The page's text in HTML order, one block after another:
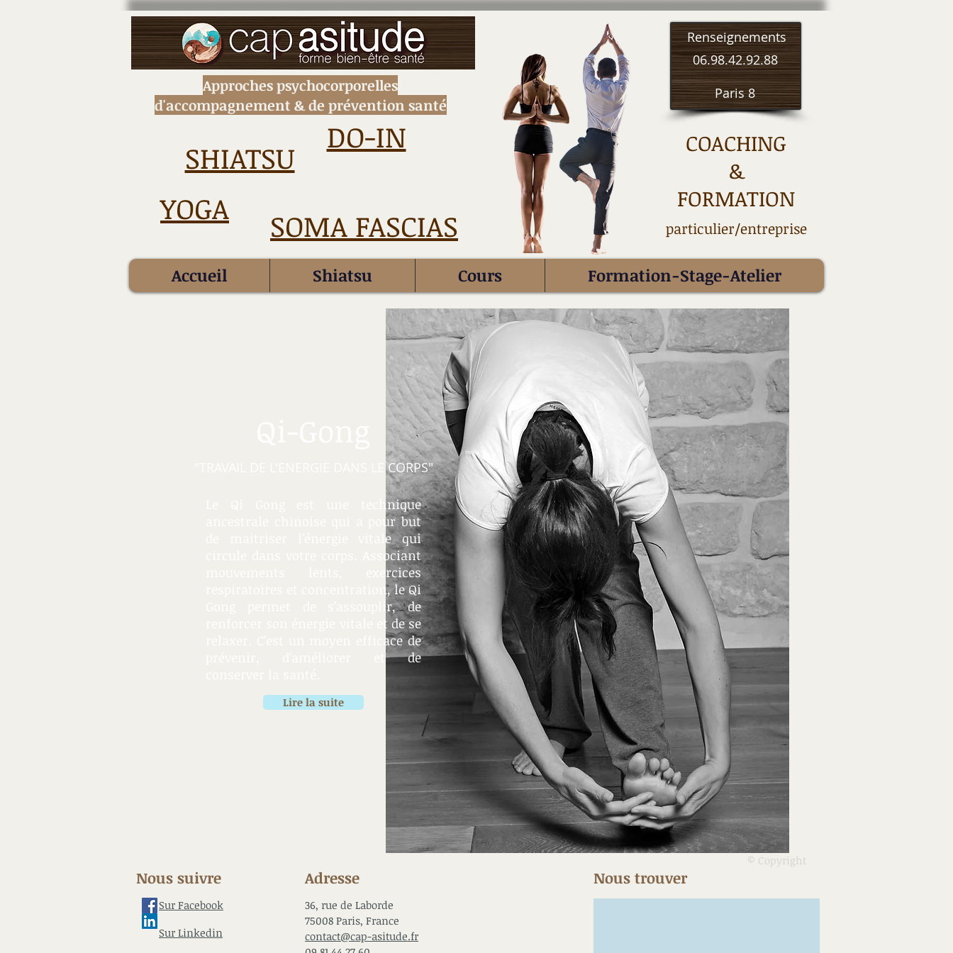
Approches psychocorporelles
d'accompagnement & de prévention santé
SHIATSU
DO-IN
YOGA
SOMA FASCIAS
06.98.42.92.88
Renseignements
Paris 8
COACHING
&
FORMATION
particulier/entreprise
Accueil Shiatsu Cours Formation-Stage-Atelier
"TRAVAIL DE L'ENERGIE DANS LE CORPS"
Le Qi Gong est une technique
ancestrale chinoise qui a pour but
de maitriser l’énergie vitale qui
circule dans votre corps. Associant
mouvements lents, exercices
respiratoires et concentration, le Qi
Gong permet de s’assouplir, de
renforcer son énergie vitale et de se
relaxer. C’est un moyen efficace de
prévenir, d’améliorer et de
Lire la suite
Nous suivre
Sur Facebook
Sur Linkedin
Adresse
36, rue de Laborde
75008 Paris, France
contact@cap-asitude.fr
Nous trouver
© Copyright